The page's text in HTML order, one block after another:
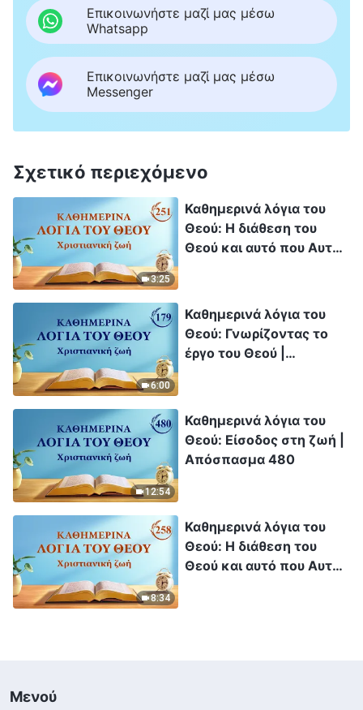
Επικοινωνήστε μαζί μας μέσω
Whatsapp
Επικοινωνήστε μαζί μας μέσω
Messenger
Σχετικό περιεχόμενο
3:25
Καθημερινά λόγια του
Θεού: Η διάθεση του
Θεού και αυτό που Αυτός
6:00
Καθημερινά λόγια του
Θεού: Γνωρίζοντας το
έργο του Θεού |
12:54
Καθημερινά λόγια του
Θεού: Είσοδος στη ζωή |
Απόσπασμα 480
8:34
Καθημερινά λόγια του
Θεού: Η διάθεση του
Θεού και αυτό που Αυτός
Μενού